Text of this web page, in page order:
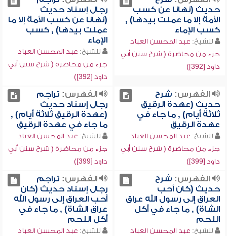
حديث (نهانا عن كسب
الأمة إلا ما عملت بيدها) ,
كسب الإماء
للشيخ: عبد المحسن العباد
جزء من محاضرة ( شرح سنن أبي
داود [392])
رجال إسناد حديث
(نهانا عن كسب الأمة إلا ما
عملت بيدها) , كسب
الإماء
للشيخ: عبد المحسن العباد
جزء من محاضرة ( شرح سنن أبي
داود [392])
الفهرس: شرح
حديث (عهدة الرقيق
ثلاثة أيام) , ما جاء في
عهدة الرقيق
للشيخ: عبد المحسن العباد
جزء من محاضرة ( شرح سنن أبي
داود [399])
الفهرس: تراجم
رجال إسناد حديث
(عهدة الرقيق ثلاثة أيام) ,
ما جاء في عهدة الرقيق
للشيخ: عبد المحسن العباد
جزء من محاضرة ( شرح سنن أبي
داود [399])
الفهرس: شرح
حديث (كان أحب
العراق إلى رسول الله عراق
الشاة) , ما جاء في أكل
اللحم
للشيخ: عبد المحسن العباد
الفهرس: تراجم
رجال إسناد حديث (كان
أحب العراق إلى رسول الله
عراق الشاة) , ما جاء في
أكل اللحم
للشيخ: عبد المحسن العباد